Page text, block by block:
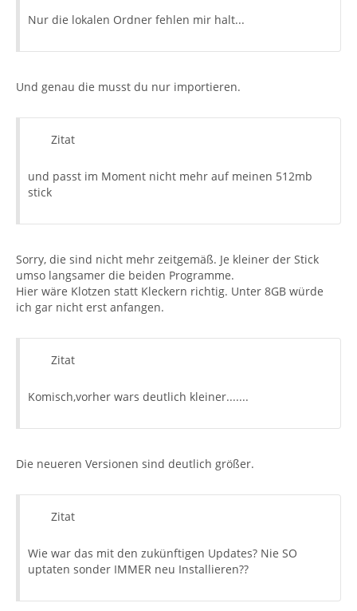
Nur die lokalen Ordner fehlen mir halt...
Und genau die musst du nur importieren.
Zitat
und passt im Moment nicht mehr auf meinen 512mb
stick
Sorry, die sind nicht mehr zeitgemäß. Je kleiner der Stick
umso langsamer die beiden Programme.
Hier wäre Klotzen statt Kleckern richtig. Unter 8GB würde
ich gar nicht erst anfangen.
Zitat
Komisch,vorher wars deutlich kleiner.......
Die neueren Versionen sind deutlich größer.
Zitat
Wie war das mit den zukünftigen Updates? Nie SO
uptaten sonder IMMER neu Installieren??